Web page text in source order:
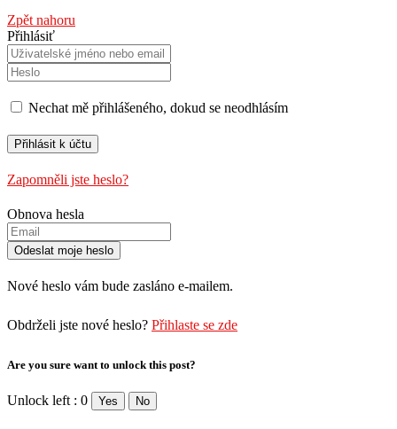
Zpět nahoru
Přihlásiť
Nechat mě přihlášeného, ​​dokud se neodhlásím
Zapomněli jste heslo?
Obnova hesla
Nové heslo vám bude zasláno e-mailem.
Obdrželi jste nové heslo? Přihlaste se zde
Are you sure want to unlock this post?
Unlock left : 0 Yes No